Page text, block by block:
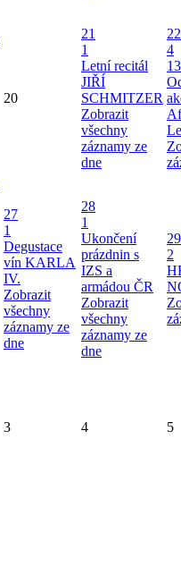
20
21
1
Letní recitál
JIŘÍ
SCHMITZER
Zobrazit
všechny
záznamy ze
dne
22
4
27
1
Degustace
vín KARLA
IV.
Zobrazit
všechny
záznamy ze
dne
28
1
Ukončení
prázdnin s
IZS a
armádou ČR
Zobrazit
všechny
záznamy ze
dne
29
2
3 4 5